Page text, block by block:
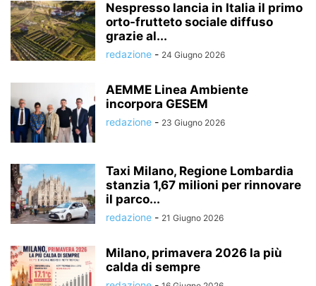
Nespresso lancia in Italia il primo
orto-frutteto sociale diffuso
grazie al...
redazione - 24 Giugno 2026
AEMME Linea Ambiente
incorpora GESEM
redazione - 23 Giugno 2026
Taxi Milano, Regione Lombardia
stanzia 1,67 milioni per rinnovare
il parco...
redazione - 21 Giugno 2026
Milano, primavera 2026 la più
calda di sempre